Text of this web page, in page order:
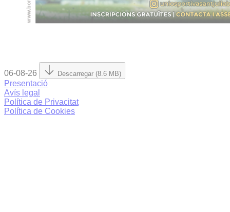
06-08-26 Descarregar (8.6 MB)
Presentació
Avís legal
Política de Privacitat
Política de Cookies